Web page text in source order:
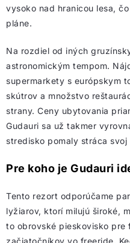
vysoko nad hranicou lesa,
pláne.
Na rozdiel od iných
astronomickým tempom.
supermarkety s európskym
skútrov a množstvo
strany. Ceny ubytovania
Gudauri sa už takmer
stredisko pomaly stráca
Pre koho je Gudauri
Tento rezort odporúčame
lyžiarov, ktorí milujú široké,
to obrovské pieskovisko pre